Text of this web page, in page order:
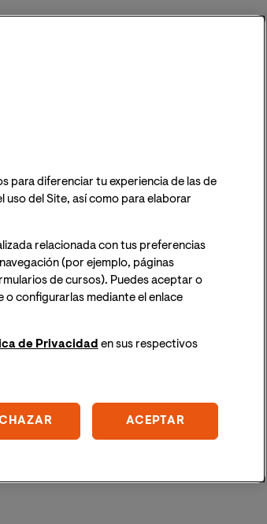
2021
para diferenciar tu experiencia de las de
del Site, así como para elaborar
relacionada con tus preferencias
(por ejemplo, páginas
de cursos). Puedes aceptar o
configurarlas mediante el enlace
de Privacidad en sus respectivos
ACEPTAR